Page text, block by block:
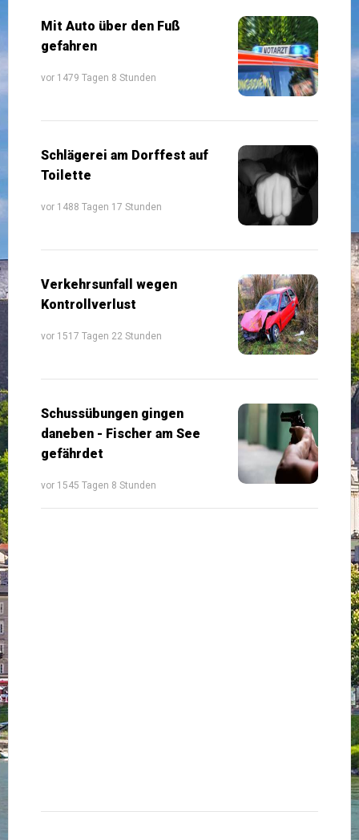
Mit Auto über den Fuß
gefahren
vor 1479 Tagen 8 Stunden
Schlägerei am Dorffest auf
Toilette
vor 1488 Tagen 17 Stunden
Verkehrsunfall wegen
Kontrollverlust
vor 1517 Tagen 22 Stunden
Schussübungen gingen
daneben - Fischer am See
gefährdet
vor 1545 Tagen 8 Stunden